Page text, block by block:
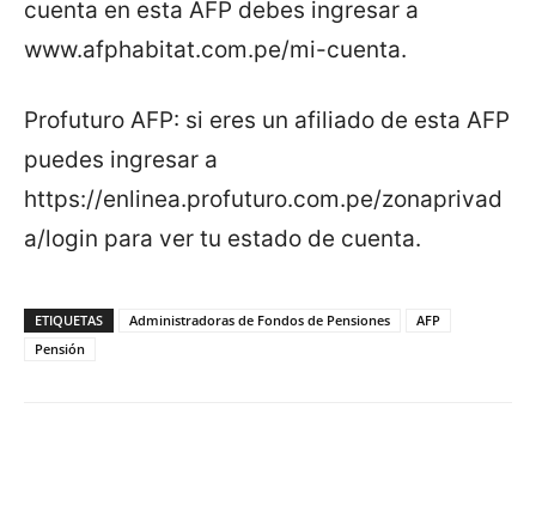
cuenta en esta AFP debes ingresar a
www.afphabitat.com.pe/mi-cuenta.
Profuturo AFP: si eres un afiliado de esta AFP
puedes ingresar a
https://enlinea.profuturo.com.pe/zonaprivad
a/login para ver tu estado de cuenta.
ETIQUETAS Administradoras de Fondos de Pensiones
AFP
Pensión